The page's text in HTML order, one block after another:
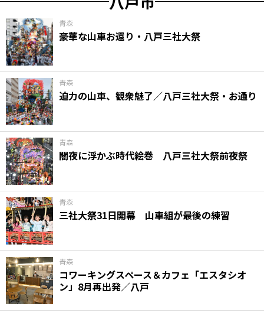
青森
豪華な山車お還り・八戸三社大祭
青森
迫力の山車、観衆魅了／八戸三社大祭・お通り
青森
闇夜に浮かぶ時代絵巻 八戸三社大祭前夜祭
青森
三社大祭31日開幕 山車組が最後の練習
青森
コワーキングスペース＆カフェ「エスタシオ
ン」8月再出発／八戸